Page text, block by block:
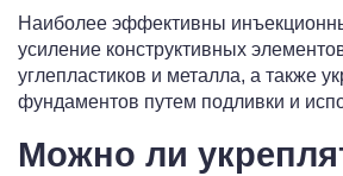
Наиболее эффективны
усиление конструктивных
углепластиков и металла, а также
фундаментов путем подливки и
Можно ли